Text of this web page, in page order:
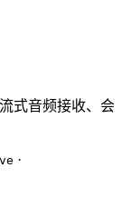
式音频接收、会
·